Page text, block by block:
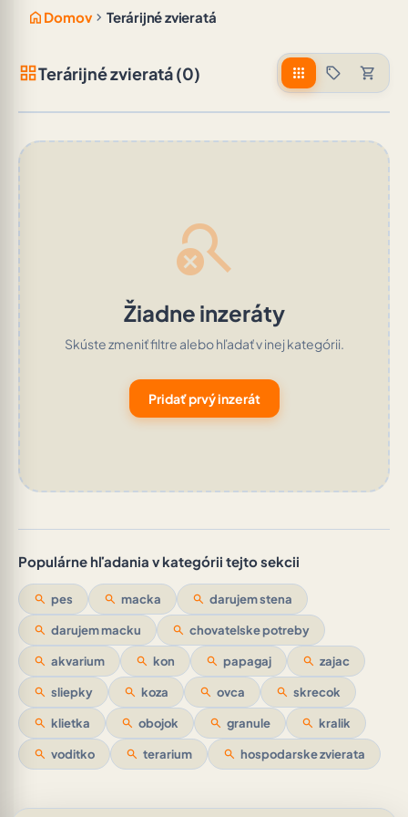
home Domov chevron_right Terárijné zvieratá
grid_viewTerárijné zvieratá (0) apps sell shopping_cart
search_off
Žiadne inzeráty
Skúste zmeniť filtre alebo hľadať v inej kategórii.
Pridať prvý inzerát
Populárne hľadania v kategórii tejto sekcii
search pes search macka search darujem stena
search darujem macku search chovatelske potreby
search akvarium search kon search papagaj search zajac
search sliepky search koza search ovca search skrecok
search klietka search obojok search granule search kralik
search voditko search terarium search hospodarske zvierata